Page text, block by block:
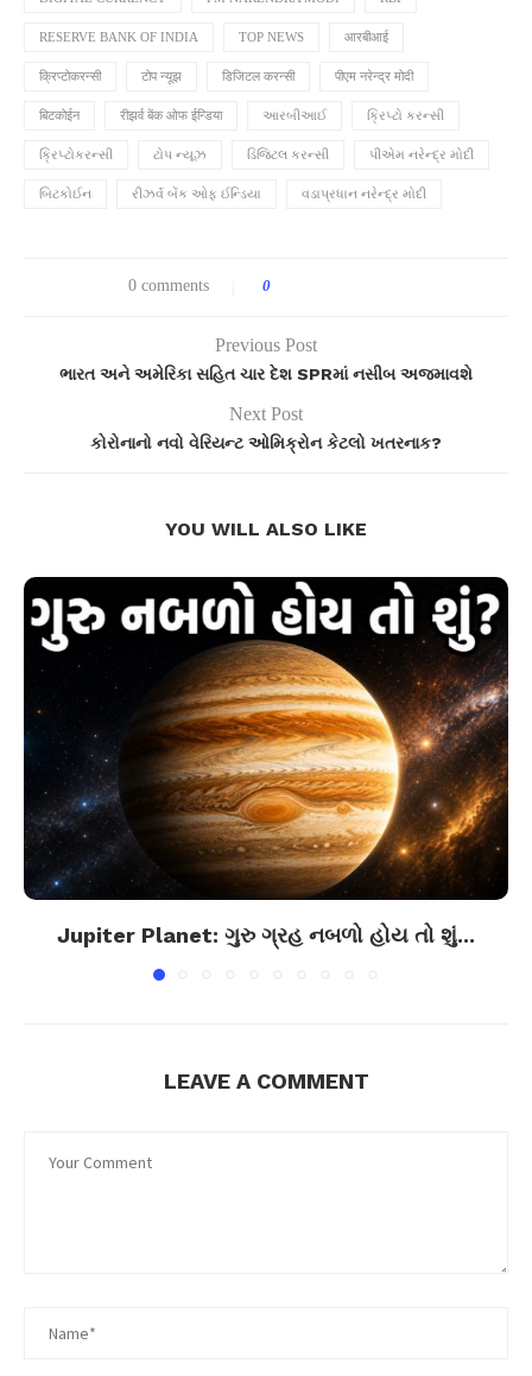
RESERVE BANK OF INDIA TOP NEWS आरबीआई
क्रिप्टोकरन्सी टोप न्यूझ डिजिटल करन्सी पीएम नरेन्द्र मोदी
बिटकोईन रीझर्व बेंक ओफ ईन्डिया આરબીઆઈ ક્રિપ્ટો કરન્સી
ક્રિપ્ટોકરન્સી ટોપ ન્યૂઝ ડિજિટલ કરન્સી પીએમ નરેન્દ્ર મોદી
બિટકોઈન રીઝર્વ બેંક ઓફ ઈન્ડિયા વડાપ્રધાન નરેન્દ્ર મોદી
0 comments 0
Previous Post
ભારત અને અમેરિકા સહિત ચાર દેશ SPRમાં નસીબ અજમાવશે
Next Post
કોરોનાનો નવો વેરિયન્ટ ઓમિક્રોન કેટલો ખતરનાક?
YOU WILL ALSO LIKE
Jupiter Planet: ગુરુ ગ્રહ નબળો હોય તો શું...
LEAVE A COMMENT